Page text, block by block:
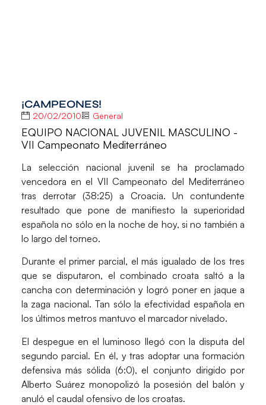
¡CAMPEONES!
20/02/2010 General
EQUIPO NACIONAL JUVENIL MASCULINO -
VII Campeonato Mediterráneo
La selección nacional juvenil se ha proclamado
vencedora en el VII Campeonato del Mediterráneo
tras derrotar (38:25) a Croacia. Un contundente
resultado que pone de manifiesto la superioridad
española no sólo en la noche de hoy, si no también a
lo largo del torneo.
Durante el primer parcial, el más igualado de los tres
que se disputaron, el combinado croata saltó a la
cancha con determinación y logró poner en jaque a
la zaga nacional. Tan sólo la efectividad española en
los últimos metros mantuvo el marcador nivelado.
El despegue en el luminoso llegó con la disputa del
segundo parcial. En él, y tras adoptar una formación
defensiva más sólida (6:0), el conjunto dirigido por
Alberto Suárez monopolizó la posesión del balón y
anuló el caudal ofensivo de los croatas.